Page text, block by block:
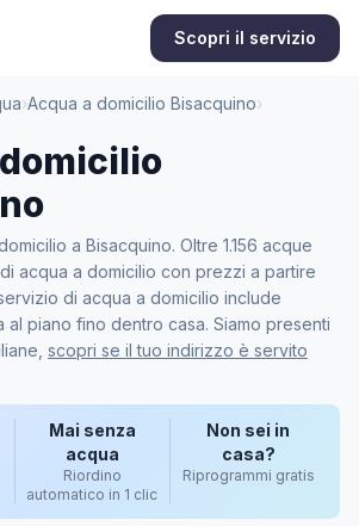
Scopri il servizio
›Acqua a domicilio Bisacquino›
a Bisacquino. Oltre 1.156 acque
acqua a domicilio con prezzi a partire
di acqua a domicilio include
al piano fino dentro casa. Siamo presenti
scopri se il tuo indirizzo è servito
Mai senza
acqua
Riordino
automatico in 1 clic
Non sei in
casa?
Riprogrammi gratis